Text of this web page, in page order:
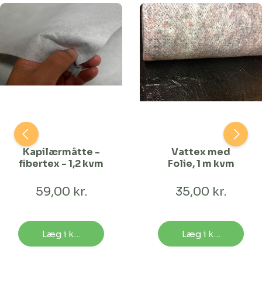
Kapilærmåtte -
fibertex - 1,2 kvm
59,00 kr.
Læg i kurv
Vattex med
Folie, 1 m kvm
35,00 kr.
Læg i kurv